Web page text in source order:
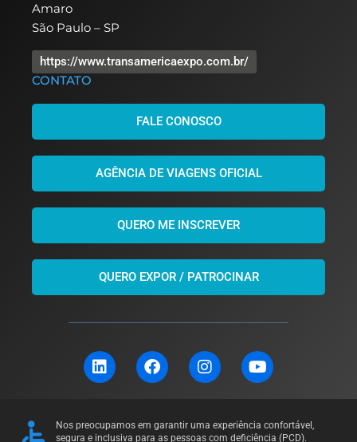
Amaro
São Paulo – SP
https://www.transamericaexpo.com.br/
CONTATO
FALE CONOSCO
AGÊNCIA DE VIAGENS OFICIAL
QUERO ME INSCREVER
QUERO EXPOR / PATROCINAR
L
i
e
d
F
a
b
o
I
n
a
g
Y
o
u
b
Nos preocupamos em garantir uma experiência confortável,
segura e inclusiva para as pessoas com deficiência (PCD).